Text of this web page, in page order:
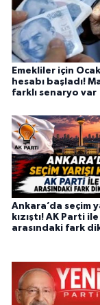
Emekliler için
hesabı başladı!
farklı senaryo var
Ankara’da seçim
kızıştı! AK Parti ile
arasındaki fark